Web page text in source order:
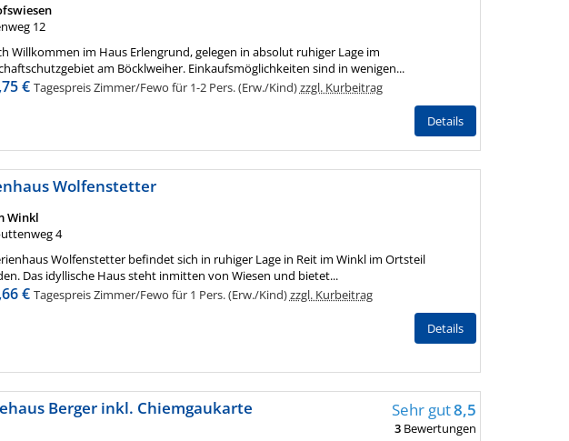
12
Willkommen im Haus Erlengrund, gelegen in absolut ruhiger Lage im
am Böcklweiher. Einkaufsmöglichkeiten sind in wenigen...
€ Tagespreis Zimmer/Fewo für 1-2 Pers. (Erw./Kind)zzgl. Kurbeitrag
Details
Wolfenstetter
Winkl
4
Wolfenstetter befindet sich in ruhiger Lage in Reit im Winkl im Ortsteil
Das idyllische Haus steht inmitten von Wiesen und bietet...
€ Tagespreis Zimmer/Fewo für 1 Pers. (Erw./Kind)zzgl. Kurbeitrag
Details
Berger inkl. Chiemgaukarte Sehr gut8,5
3 Bewertungen